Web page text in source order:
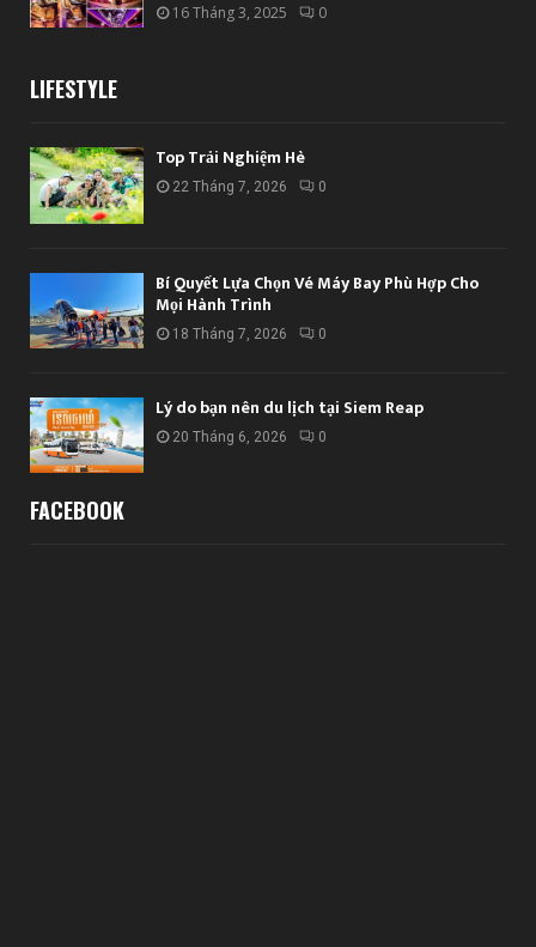
16 Tháng 3, 2025 0
LIFESTYLE
Top Trải Nghiệm Hè
22 Tháng 7, 2026 0
Bí Quyết Lựa Chọn Vé Máy Bay Phù Hợp Cho
Mọi Hành Trình
18 Tháng 7, 2026 0
Lý do bạn nên du lịch tại Siem Reap
20 Tháng 6, 2026 0
FACEBOOK